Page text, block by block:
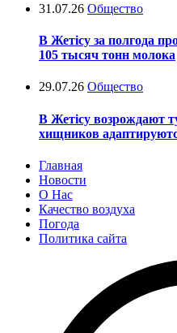
31.07.26 Общество
В Жетісу за полгода
105 тысяч тонн молока
29.07.26 Общество
В Жетісу возрождают
хищников
Главная
Новости
О Нас
Качество воздуха
Погода
Политика сайта